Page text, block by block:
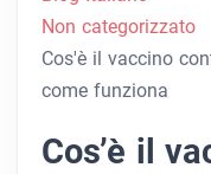
Non categorizzato
Cos'è il vaccino
come funziona
Cos’è il